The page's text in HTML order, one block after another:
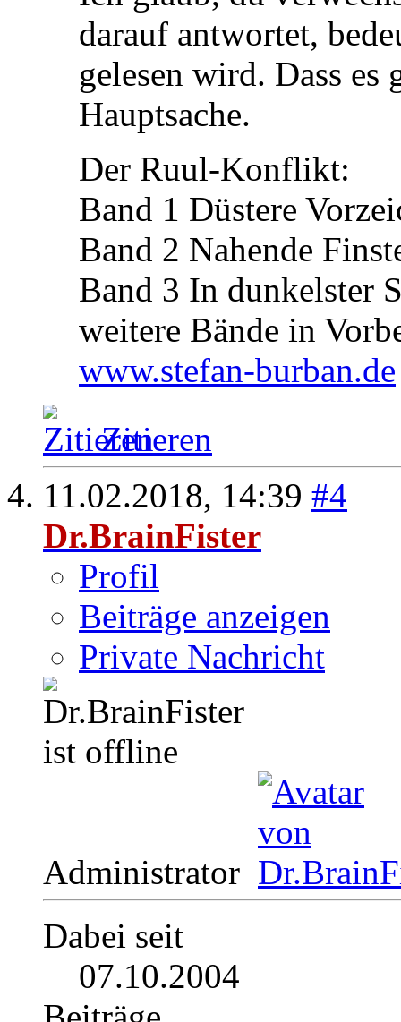
darauf antwortet,
gelesen wird. Dass es
Hauptsache.
Der Ruul-Konflikt:
Band 1 Düstere
Band 2 Nahende
Band 3 In dunkelster
weitere Bände in
www.stefan-burban.de
Zitieren
11.02.2018, 14:39 #4
Dr.BrainFister
Profil
Beiträge anzeigen
Private Nachricht
Administrator
Dabei seit
07.10.2004